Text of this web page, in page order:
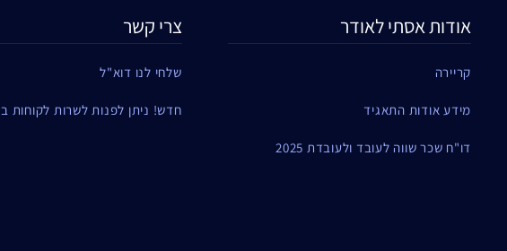
אודות אסתי לאודר
קריירה
מידע אודות התאגיד
דו"ח שכר שווה לעובד ולעובדת 2025
צרי קשר
שלחי לנו דוא"ל
חדש! ניתן לפנות לשרות לקוחות בWhatsApp